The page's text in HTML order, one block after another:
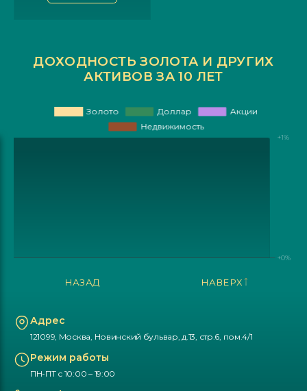
ДОХОДНОСТЬ ЗОЛОТА И ДРУГИХ
АКТИВОВ ЗА 10 ЛЕТ
НАЗАД НАВЕРХ
Адрес
121099, Москва, Новинский бульвар, д.13, стр.6, пом.4/1
Режим работы
ПН-ПТ с 10:00 – 19:00